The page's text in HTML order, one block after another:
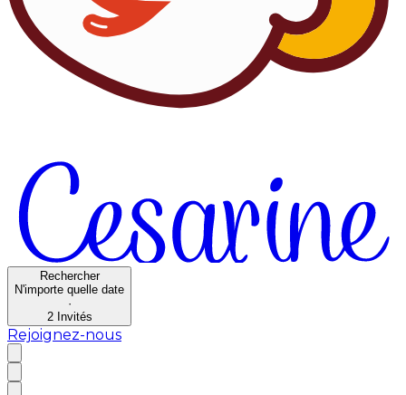
Rechercher
N'importe quelle date
·
2 Invités
Rejoignez-nous